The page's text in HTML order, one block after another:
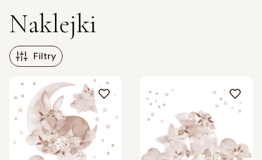
Naklejki
Filtry
Lista produktów